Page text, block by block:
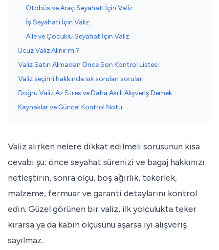
Otobüs ve Araç Seyahati İçin Valiz
İş Seyahati İçin Valiz
Aile ve Çocuklu Seyahat İçin Valiz
Ucuz Valiz Alınır mı?
Valiz Satın Almadan Önce Son Kontrol Listesi
Valiz seçimi hakkında sık sorulan sorular
Doğru Valiz Az Stres ve Daha Akıllı Alışveriş Demek
Kaynaklar ve Güncel Kontrol Notu
Valiz alırken nelere dikkat edilmeli sorusunun kısa
cevabı şu: önce seyahat sürenizi ve bagaj hakkınızı
netleştirin, sonra ölçü, boş ağırlık, tekerlek,
malzeme, fermuar ve garanti detaylarını kontrol
edin. Güzel görünen bir valiz, ilk yolculukta teker
kırarsa ya da kabin ölçüsünü aşarsa iyi alışveriş
sayılmaz.